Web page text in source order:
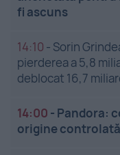
fi ascuns
14:10 - Sorin
pierderea a 5,8
deblocat 16,7
14:00 - Pandora:
origine